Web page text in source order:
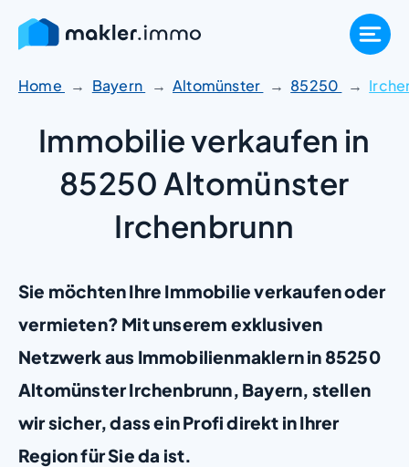
Zum
Inhalt
springen
Home Bayern Altomünster 85250
Immobilie verkaufen in
85250 Altomünster
Irchenbrunn
Sie möchten Ihre Immobilie verkaufen oder
vermieten? Mit unserem exklusiven
Netzwerk aus Immobilienmaklern in 85250
Altomünster Irchenbrunn, Bayern, stellen
wir sicher, dass ein Profi direkt in Ihrer
Region für Sie da ist.